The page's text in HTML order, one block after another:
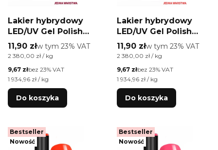
Lakier hybrydowy
LED/UV Gel Polish
Reds Nr 574 Limited
Edition NTN Premium
5g
Cena brutto
11,90 złw tym %s VAT
w tym 23% VAT
Cena jednostkowa brutto
2 380,00 zł / kg
Cena netto
9,67 złbez 23% VAT
Cena jednostkowa netto
1 934,96 zł / kg
Do koszyka
Lakier hybrydowy
LED/UV Gel Polish
Reds Nr 573 Limited
Edition NTN Premium
5g
Cena brutto
11,90 złw tym %s VAT
w tym 23% VAT
Cena jednostkowa brutto
2 380,00 zł / kg
Cena netto
9,67 złbez 23% VAT
Cena jednostkowa netto
1 934,96 zł / kg
Do koszyka
Bestseller
Nowość
Bestseller
Nowość